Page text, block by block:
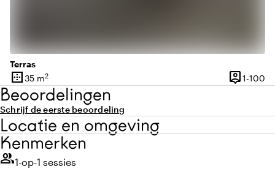
Terras
border_outer
Oppervlakte
35 m2 person_pin
Capaciteit
1-100
Beoordelingen
Schrijf de eerste beoordeling
Locatie en omgeving
Kenmerken
group1-op-1 sessies